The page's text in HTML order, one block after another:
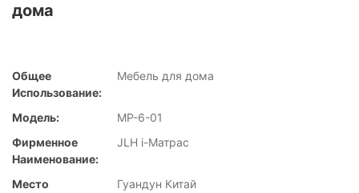
дома
Общее
Использование:
Мебель для дома
Модель:
MP-6-01
Фирменное
Наименование:
JLH i-Матрас
Место
Гуандун Китай